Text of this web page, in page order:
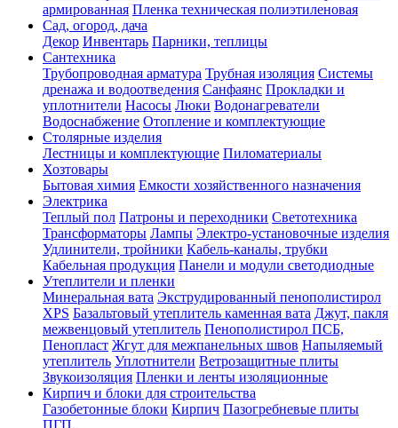
армированная Пленка техническая полиэтиленовая
Сад, огород, дача
Декор Инвентарь Парники, теплицы
Сантехника
Трубопроводная арматура Трубная изоляция Системы
дренажа и водоотведения Санфаянс Прокладки и
уплотнители Насосы Люки Водонагреватели
Водоснабжение Отопление и комплектующие
Столярные изделия
Лестницы и комплектующие Пиломатериалы
Хозтовары
Бытовая химия Емкости хозяйственного назначения
Электрика
Теплый пол Патроны и переходники Светотехника
Трансформаторы Лампы Электро-установочные изделия
Удлинители, тройники Кабель-каналы, трубки
Кабельная продукция Панели и модули светодиодные
Утеплители и пленки
Минеральная вата Экструдированный пенополистирол
XPS Базальтовый утеплитель каменная вата Джут, пакля
межвенцовый утеплитель Пенополистирол ПСБ,
Пенопласт Жгут для межпанельных швов Напыляемый
утеплитель Уплотнители Ветрозащитные плиты
Звукоизоляция Пленки и ленты изоляционные
Кирпич и блоки для строительства
Газобетонные блоки Кирпич Пазогребневые плиты
ПГП